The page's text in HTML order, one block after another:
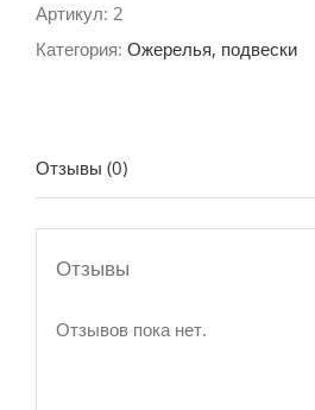
Артикул: 2
Категория: Ожерелья, подвески
Отзывы (0)
Отзывы
Отзывов пока нет.